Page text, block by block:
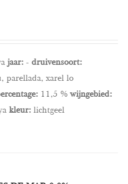
jaar: -druivensoort:
parellada, xarel lo
11,5 %wijngebied:
kleur: lichtgeel